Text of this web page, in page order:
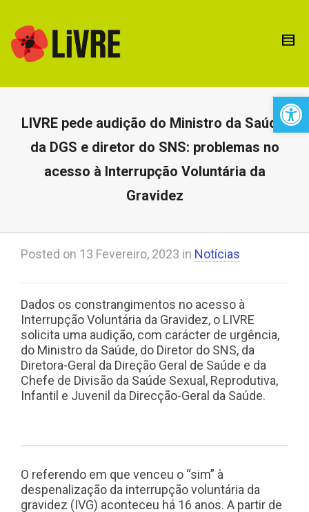
LIVRE pede audição do Ministro da Saúde,
da DGS e diretor do SNS: problemas no
acesso à Interrupção Voluntária da
Gravidez
Posted on 13 Fevereiro, 2023 in Notícias
Dados os constrangimentos no acesso à
Interrupção Voluntária da Gravidez, o LIVRE
solicita uma audição, com carácter de urgência,
do Ministro da Saúde, do Diretor do SNS, da
Diretora-Geral da Direção Geral de Saúde e da
Chefe de Divisão da Saúde Sexual, Reprodutiva,
Infantil e Juvenil da Direcção-Geral da Saúde.
O referendo em que venceu o “sim” à
despenalização da interrupção voluntária da
gravidez (IVG) aconteceu há 16 anos. A partir de